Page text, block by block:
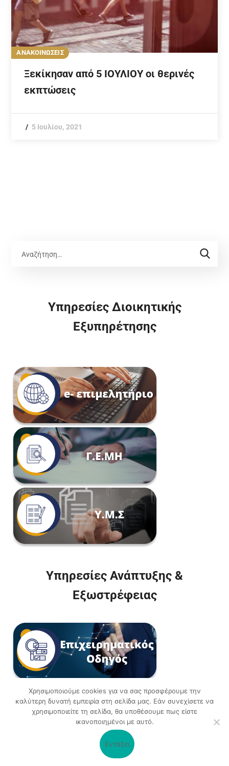
ΑΝΑΚΟΙΝΩΣΕΙΣ
Ξεκίκησαν από 5 ΙΟΥΛΙΟΥ οι θερινές
εκπτώσεις
5 Ιουλίου, 2021
Υπηρεσίες Διοικητικής
Εξυπηρέτησης
Υπηρεσίες Ανάπτυξης &
Εξωστρέφειας
Χρησιμοποιούμε cookies για να σας προσφέρουμε την
καλύτερη δυνατή εμπειρία στη σελίδα μας. Εάν συνεχίσετε να
χρησιμοποιείτε τη σελίδα, θα υποθέσουμε πως είστε
ικανοποιημένοι με αυτό.
Εντάξει